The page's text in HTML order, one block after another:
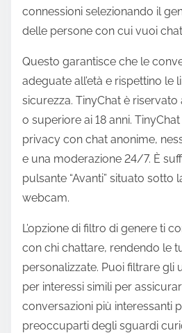
connessioni selezionando il
delle persone con cui vuoi
Questo garantisce che le
adeguate all’età e rispettino le
sicurezza. TinyChat è
o superiore ai 18 anni.
privacy con chat anonime,
e una moderazione 24/7. È
pulsante “Avanti” situato sotto
webcam.
L’opzione di filtro di genere ti
con chi chattare, rendendo le
personalizzate. Puoi filtrare gli
per interessi simili per
conversazioni più interessanti
preoccuparti degli sguardi